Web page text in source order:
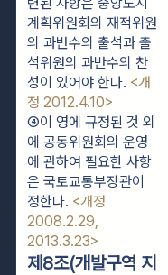
계획위원회의 재적위원
의 과반수의 출석과 출
석위원의 과반수의 찬
성이 있어야 한다. <개
정 2012.4.10>
④이 영에 규정된 것 외
에 공동위원회의 운영
에 관하여 필요한 사항
은 국토교통부장관이
정한다. <개정
2008.2.29,
2013.3.23>
제8조(개발구역 지